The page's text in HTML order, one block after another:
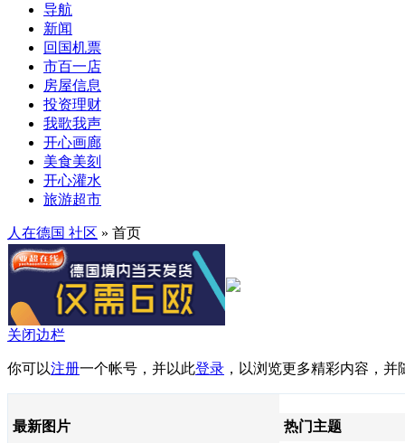
导航
新闻
回国机票
市百一店
房屋信息
投资理财
我歌我声
开心画廊
美食美刻
开心灌水
旅游超市
人在德国 社区 » 首页
关闭边栏
你可以注册一个帐号，并以此登录 ，以浏览更多精彩内容，
最新图片 热门主题